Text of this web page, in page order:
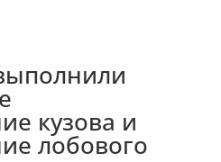
кузова и
лобового